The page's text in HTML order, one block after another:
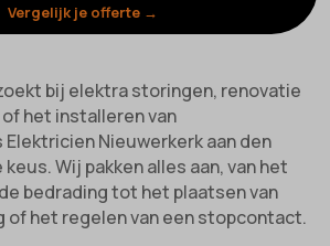
Vergelijk je offerte →
bij elektra storingen, renovatie
het installeren van
Nieuwerkerk aan den
Wij pakken alles aan, van het
bedrading tot het plaatsen van
of het regelen van een stopcontact.